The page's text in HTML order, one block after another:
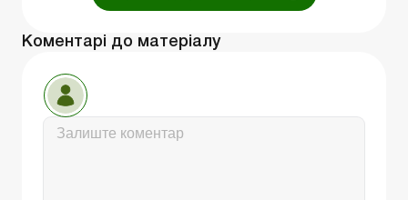
Коментарі до матеріалу